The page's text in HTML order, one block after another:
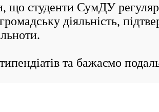
студенти СумДУ
діяльність,
та бажаємо